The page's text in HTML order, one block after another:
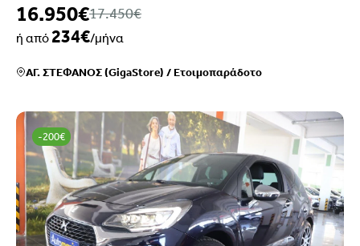
16.950€17.450€
ή από234€/μήνα
ΑΓ. ΣΤΕΦΑΝΟΣ (GigaStore) /Ετοιμοπαράδοτο
-200€